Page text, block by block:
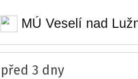
MÚ Veselí nad
před 3 dny